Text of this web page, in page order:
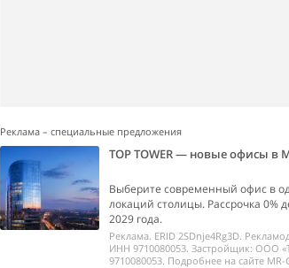
Реклама – специальные предложения
TOP TOWER — новые офисы в
Выберите современный офис в
локаций столицы. Рассрочка 0%
2029 года.
Реклама. ERID 2SDnje4Rg3D.
ИНН 9710080053. Застройщик: ООО
9710080053. Подробнее на сайте MR-